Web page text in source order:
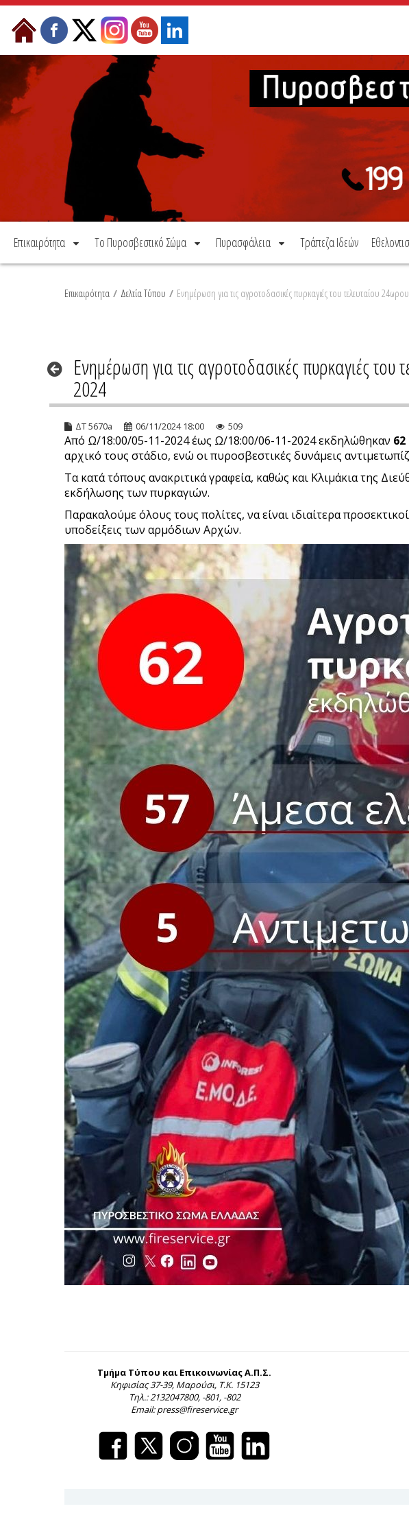
Μετάβαση στο περιεχόμενο
Επικαιρότητα Το Πυροσβεστικό Σώμα Πυρασφάλεια Τράπεζα Ιδεών
Επικαιρότητα / Δελτία Τύπου / Ενημέρωση για τις αγροτοδασικές πυρκαγιές του τελευταίου
Ενημέρωση για τις αγροτοδασικές πυρκαγιές
2024
ΔΤ 5670a 06/11/2024 18:00 509
Από Ω/18:00/05-11-2024 έως Ω/18:00/06-11-2024 εκδηλώθηκαν 62
αρχικό τους στάδιο, ενώ οι πυροσβεστικές δυνάμεις
Τα κατά τόπους ανακριτικά γραφεία, καθώς και Κλιμάκια της
εκδήλωσης των πυρκαγιών.
Παρακαλούμε όλους τους πολίτες, να είναι ιδιαίτερα
υποδείξεις των αρμόδιων Αρχών.
Τμήμα Τύπου και Επικοινωνίας Α.Π.Σ.
Κηφισίας 37-39, Μαρούσι, Τ.Κ. 15123
Τηλ.: 2132047800, -801, -802
Email: press@fireservice.gr